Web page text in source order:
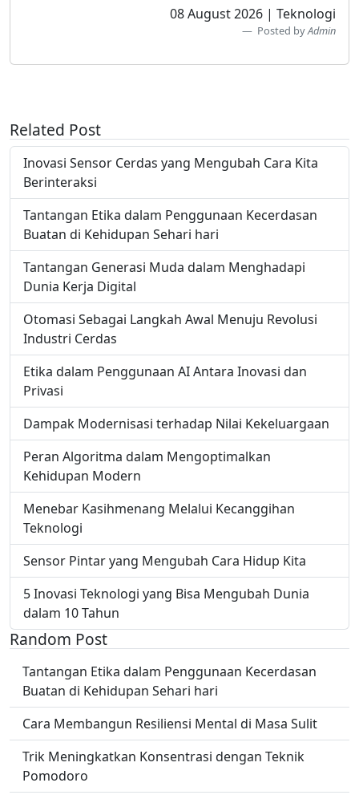
08 August 2026 | Teknologi
Posted byAdmin
Related Post
Inovasi Sensor Cerdas yang Mengubah Cara Kita
Berinteraksi
Tantangan Etika dalam Penggunaan Kecerdasan
Buatan di Kehidupan Sehari hari
Tantangan Generasi Muda dalam Menghadapi
Dunia Kerja Digital
Otomasi Sebagai Langkah Awal Menuju Revolusi
Industri Cerdas
Etika dalam Penggunaan AI Antara Inovasi dan
Privasi
Dampak Modernisasi terhadap Nilai Kekeluargaan
Peran Algoritma dalam Mengoptimalkan
Kehidupan Modern
Menebar Kasihmenang Melalui Kecanggihan
Teknologi
Sensor Pintar yang Mengubah Cara Hidup Kita
5 Inovasi Teknologi yang Bisa Mengubah Dunia
dalam 10 Tahun
Random Post
Tantangan Etika dalam Penggunaan Kecerdasan
Buatan di Kehidupan Sehari hari
Cara Membangun Resiliensi Mental di Masa Sulit
Trik Meningkatkan Konsentrasi dengan Teknik
Pomodoro